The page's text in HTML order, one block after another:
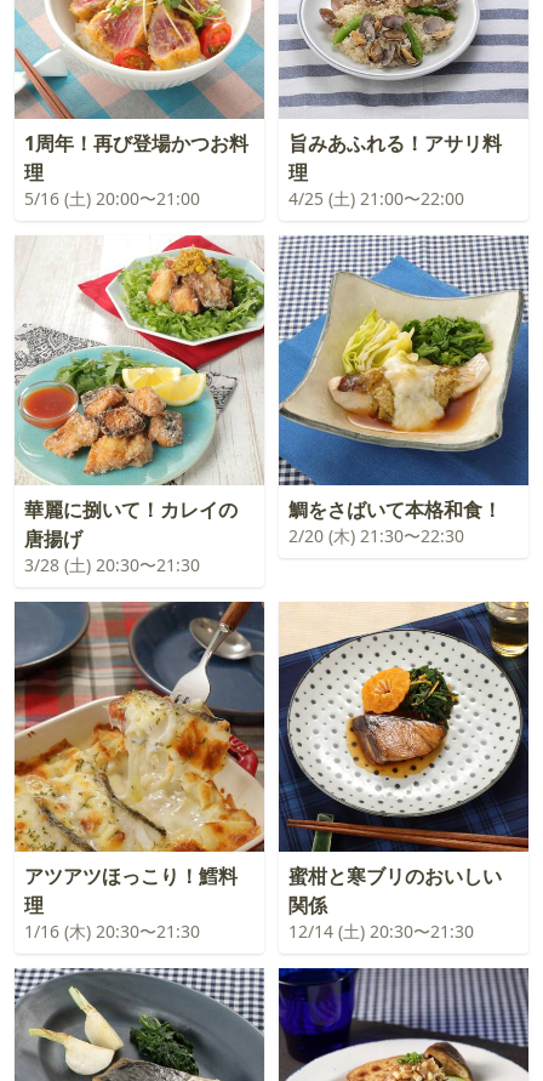
1周年！再び登場かつお料
理
5/16 (土) 20:00〜21:00
旨みあふれる！アサリ料
理
4/25 (土) 21:00〜22:00
華麗に捌いて！カレイの
唐揚げ
3/28 (土) 20:30〜21:30
鯛をさばいて本格和食！
2/20 (木) 21:30〜22:30
アツアツほっこり！鱈料
理
1/16 (木) 20:30〜21:30
蜜柑と寒ブリのおいしい
関係
12/14 (土) 20:30〜21:30